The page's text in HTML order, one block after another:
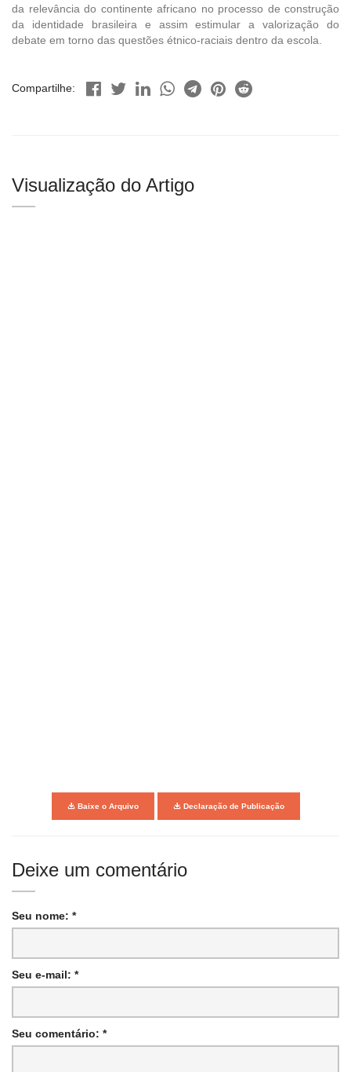
da relevância do continente africano no processo de construção
da identidade brasileira e assim estimular a valorização do
debate em torno das questões étnico-raciais dentro da escola.
Compartilhe:
Visualização do Artigo
Baixe o Arquivo Declaração de Publicação
Deixe um comentário
Seu nome: *
Seu e-mail: *
Seu comentário: *